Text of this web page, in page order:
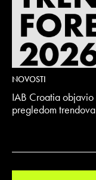
NOVOSTI
IAB Croatia objavio
pregledom